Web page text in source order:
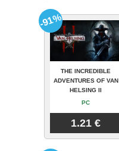
THE INCREDIBLE
ADVENTURES OF VAN
HELSING II
PC
1.21 €
-91%